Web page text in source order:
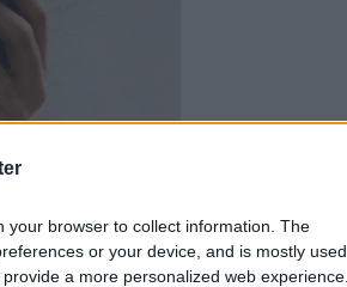
your browser to collect information. The
or your device, and is mostly used
a more personalized web experience.
de apertura de